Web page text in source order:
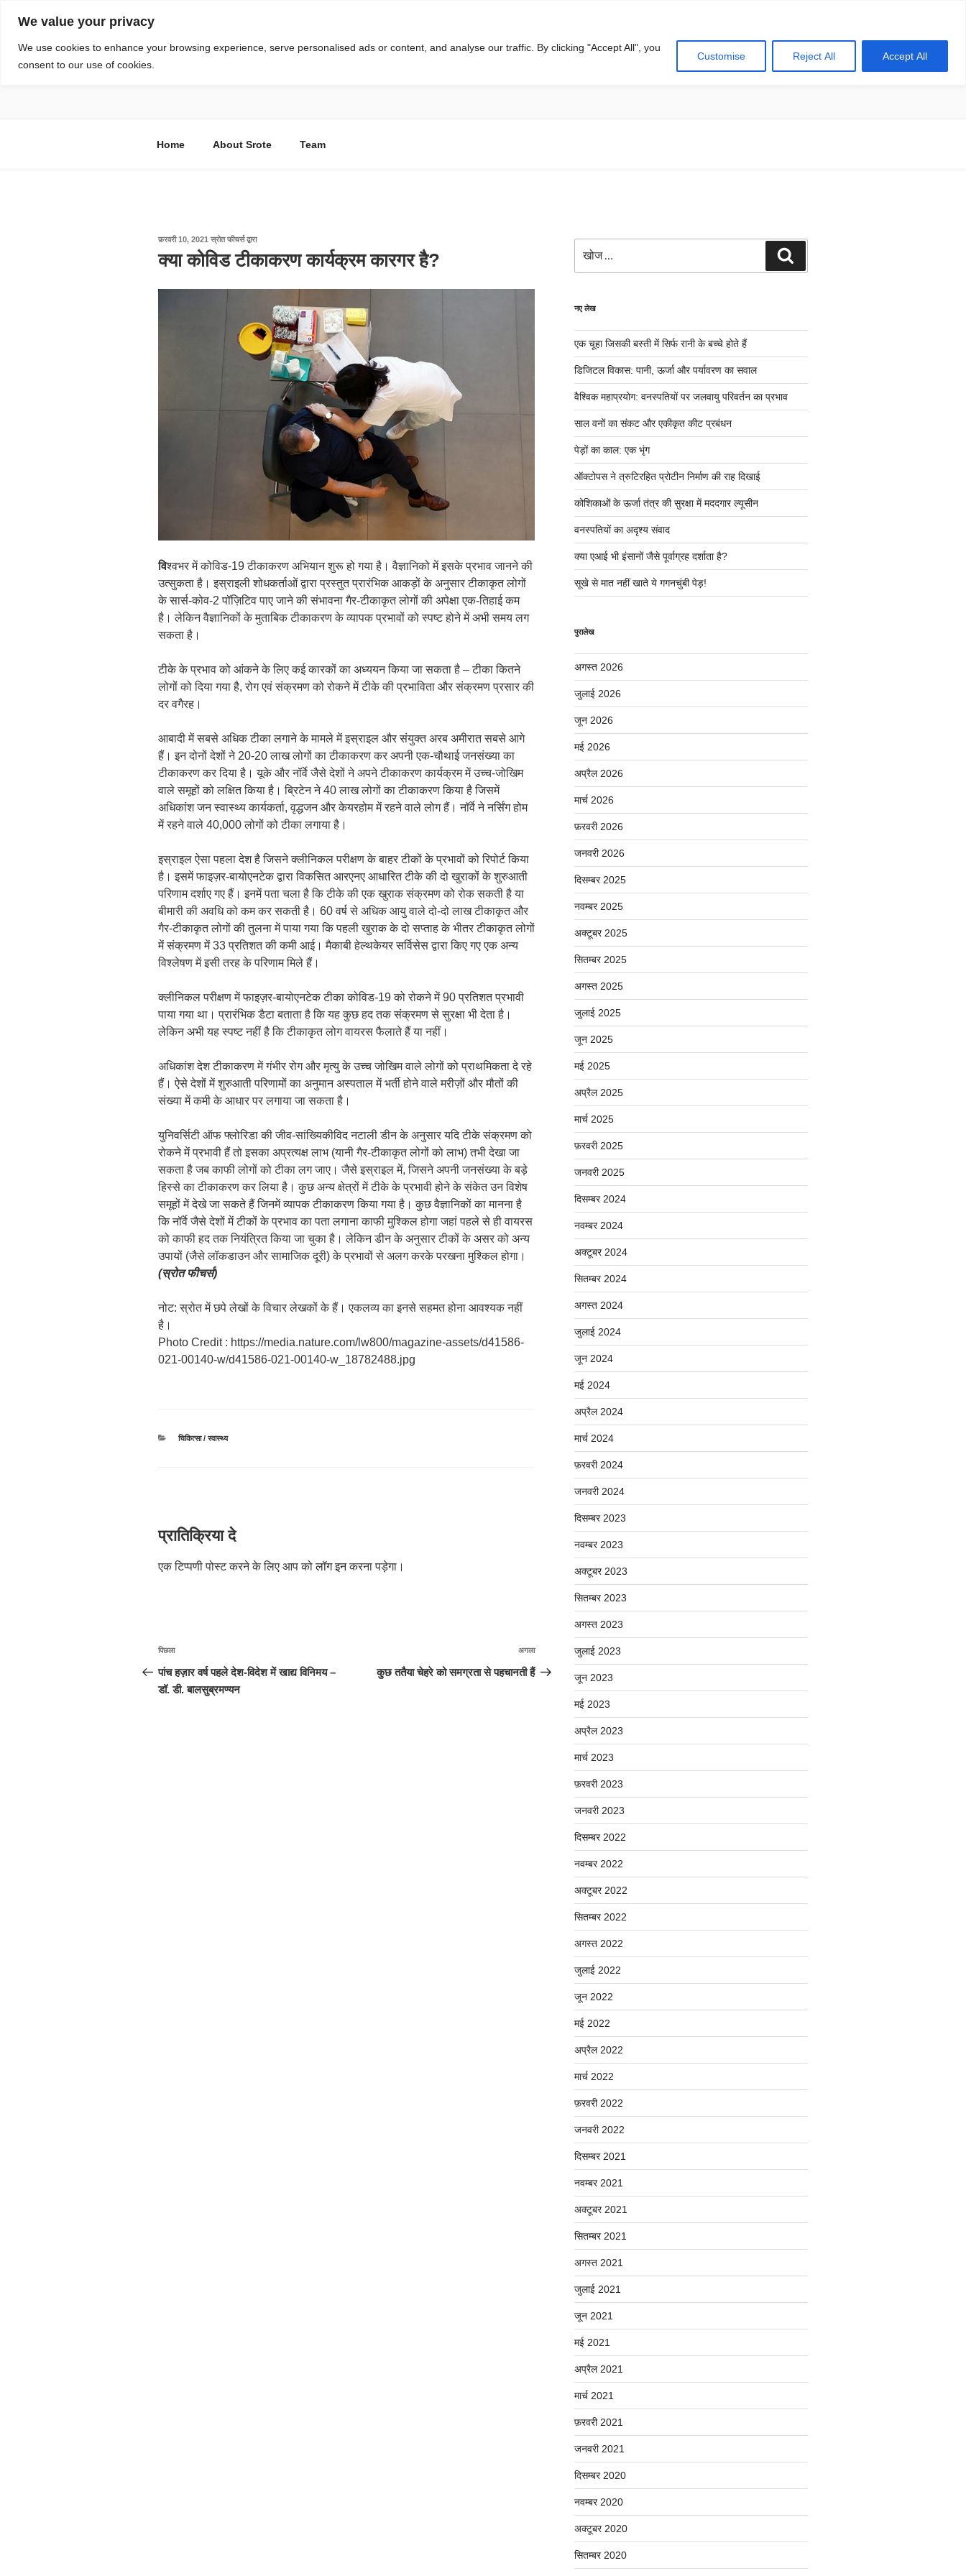
We value your privacy
We use cookies to enhance your browsing experience, serve personalised ads or content, and analyse our traffic. By clicking "Accept All", you
consent to our use of cookies.
Customise Reject All Accept All
स्रोत
Home About Srote Team
फ़रवरी 10, 2021 पर
प्रकाशित
किया
स्रोत फीचर्सद्वारा
क्या कोविड टीकाकरण कार्यक्रम कारगर है?
विश्वभर में कोविड-19 टीकाकरण अभियान शुरू हो गया है। वैज्ञानिको में इसके प्रभाव जानने की
उत्सुकता है। इस्राइली शोधकर्ताओं द्वारा प्रस्तुत प्रारंभिक आकड़ों के अनुसार टीकाकृत लोगों
के सार्स-कोव-2 पॉज़िटिव पाए जाने की संभावना गैर-टीकाकृत लोगों की अपेक्षा एक-तिहाई कम
है। लेकिन वैज्ञानिकों के मुताबिक टीकाकरण के व्यापक प्रभावों को स्पष्ट होने में अभी समय लग
सकता है।
टीके के प्रभाव को आंकने के लिए कई कारकों का अध्ययन किया जा सकता है – टीका कितने
लोगों को दिया गया है, रोग एवं संक्रमण को रोकने में टीके की प्रभाविता और संक्रमण प्रसार की
दर वगैरह।
आबादी में सबसे अधिक टीका लगाने के मामले में इस्राइल और संयुक्त अरब अमीरात सबसे आगे
हैं। इन दोनों देशों ने 20-20 लाख लोगों का टीकाकरण कर अपनी एक-चौथाई जनसंख्या का
टीकाकरण कर दिया है। यूके और नॉर्वे जैसे देशों ने अपने टीकाकरण कार्यक्रम में उच्च-जोखिम
वाले समूहों को लक्षित किया है। ब्रिटेन ने 40 लाख लोगों का टीकाकरण किया है जिसमें
अधिकांश जन स्वास्थ्य कार्यकर्ता, वृद्धजन और केयरहोम में रहने वाले लोग हैं। नॉर्वे ने नर्सिंग होम
में रहने वाले 40,000 लोगों को टीका लगाया है।
इस्राइल ऐसा पहला देश है जिसने क्लीनिकल परीक्षण के बाहर टीकों के प्रभावों को रिपोर्ट किया
है। इसमें फाइज़र-बायोएनटेक द्वारा विकसित आरएनए आधारित टीके की दो खुराकों के शुरुआती
परिणाम दर्शाए गए हैं। इनमें पता चला है कि टीके की एक खुराक संक्रमण को रोक सकती है या
बीमारी की अवधि को कम कर सकती है। 60 वर्ष से अधिक आयु वाले दो-दो लाख टीकाकृत और
गैर-टीकाकृत लोगों की तुलना में पाया गया कि पहली खुराक के दो सप्ताह के भीतर टीकाकृत लोगों
में संक्रमण में 33 प्रतिशत की कमी आई। मैकाबी हेल्थकेयर सर्विसेस द्वारा किए गए एक अन्य
विश्लेषण में इसी तरह के परिणाम मिले हैं।
क्लीनिकल परीक्षण में फाइज़र-बायोएनटेक टीका कोविड-19 को रोकने में 90 प्रतिशत प्रभावी
पाया गया था। प्रारंभिक डैटा बताता है कि यह कुछ हद तक संक्रमण से सुरक्षा भी देता है।
लेकिन अभी यह स्पष्ट नहीं है कि टीकाकृत लोग वायरस फैलाते हैं या नहीं।
अधिकांश देश टीकाकरण में गंभीर रोग और मृत्यु के उच्च जोखिम वाले लोगों को प्राथमिकता दे रहे
हैं। ऐसे देशों में शुरुआती परिणामों का अनुमान अस्पताल में भर्ती होने वाले मरीज़ों और मौतों की
संख्या में कमी के आधार पर लगाया जा सकता है।
युनिवर्सिटी ऑफ फ्लोरिडा की जीव-सांख्यिकीविद नटाली डीन के अनुसार यदि टीके संक्रमण को
रोकने में प्रभावी हैं तो इसका अप्रत्यक्ष लाभ (यानी गैर-टीकाकृत लोगों को लाभ) तभी देखा जा
सकता है जब काफी लोगों को टीका लग जाए। जैसे इस्राइल में, जिसने अपनी जनसंख्या के बड़े
हिस्से का टीकाकरण कर लिया है। कुछ अन्य क्षेत्रों में टीके के प्रभावी होने के संकेत उन विशेष
समूहों में देखे जा सकते हैं जिनमें व्यापक टीकाकरण किया गया है। कुछ वैज्ञानिकों का मानना है
कि नॉर्वे जैसे देशों में टीकों के प्रभाव का पता लगाना काफी मुश्किल होगा जहां पहले से ही वायरस
को काफी हद तक नियंत्रित किया जा चुका है। लेकिन डीन के अनुसार टीकों के असर को अन्य
उपायों (जैसे लॉकडाउन और सामाजिक दूरी) के प्रभावों से अलग करके परखना मुश्किल होगा।
(स्रोत फीचर्स)
नोट: स्रोत में छपे लेखों के विचार लेखकों के हैं। एकलव्य का इनसे सहमत होना आवश्यक नहीं
है।
Photo Credit : https://media.nature.com/lw800/magazine-assets/d41586-
021-00140-w/d41586-021-00140-w_18782488.jpg
श्रेणियाँ
चिकित्सा / स्वास्थ्य
प्रातिक्रिया दे
एक टिप्पणी पोस्ट करने के लिए आप कोलॉग इनकरना पड़ेगा।
पोस्ट
नेविगेशन
पिछला
पोस्ट:
पिछला
पांच हज़ार वर्ष पहले देश-विदेश में खाद्य विनिमय –
डॉ. डी. बालसुब्रमण्यन
अगली
पोस्ट
अगला
कुछ ततैया चेहरे को समग्रता से पहचानती हैं
नए लेख
एक चूहा जिसकी बस्ती में सिर्फ रानी के बच्चे होते हैं
डिजिटल विकास: पानी, ऊर्जा और पर्यावरण का सवाल
वैश्विक महाप्रयोग: वनस्पतियों पर जलवायु परिवर्तन का प्रभाव
साल वनों का संकट और एकीकृत कीट प्रबंधन
पेड़ों का काल: एक भृंग
ऑक्टोपस ने त्रुटिरहित प्रोटीन निर्माण की राह दिखाई
कोशिकाओं के ऊर्जा तंत्र की सुरक्षा में मददगार ल्यूसीन
वनस्पतियों का अदृश्य संवाद
क्या एआई भी इंसानों जैसे पूर्वाग्रह दर्शाता है?
सूखे से मात नहीं खाते ये गगनचुंबी पेड़!
पुरालेख
अगस्त 2026
जुलाई 2026
जून 2026
मई 2026
अप्रैल 2026
मार्च 2026
फ़रवरी 2026
जनवरी 2026
दिसम्बर 2025
नवम्बर 2025
अक्टूबर 2025
सितम्बर 2025
अगस्त 2025
जुलाई 2025
जून 2025
मई 2025
अप्रैल 2025
मार्च 2025
फ़रवरी 2025
जनवरी 2025
दिसम्बर 2024
नवम्बर 2024
अक्टूबर 2024
सितम्बर 2024
अगस्त 2024
जुलाई 2024
जून 2024
मई 2024
अप्रैल 2024
मार्च 2024
फ़रवरी 2024
जनवरी 2024
दिसम्बर 2023
नवम्बर 2023
अक्टूबर 2023
सितम्बर 2023
अगस्त 2023
जुलाई 2023
जून 2023
मई 2023
अप्रैल 2023
मार्च 2023
फ़रवरी 2023
जनवरी 2023
दिसम्बर 2022
नवम्बर 2022
अक्टूबर 2022
सितम्बर 2022
अगस्त 2022
जुलाई 2022
जून 2022
मई 2022
अप्रैल 2022
मार्च 2022
फ़रवरी 2022
जनवरी 2022
दिसम्बर 2021
नवम्बर 2021
अक्टूबर 2021
सितम्बर 2021
अगस्त 2021
जुलाई 2021
जून 2021
मई 2021
अप्रैल 2021
मार्च 2021
फ़रवरी 2021
जनवरी 2021
दिसम्बर 2020
नवम्बर 2020
अक्टूबर 2020
सितम्बर 2020